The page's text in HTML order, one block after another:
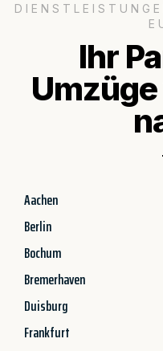
Ihr
Aachen
Berlin
Bochum
Bremerhaven
Duisburg
Frankfurt